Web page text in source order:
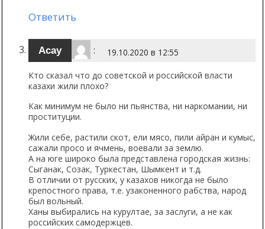
Ответить
Асау : 19.10.2020 в 12:55
Кто сказал что до советской и российской власти
казахи жили плохо?
Как минимум не было ни пьянства, ни наркомании, ни
проституции.
Жили себе, растили скот, ели мясо, пили айран и кумыс,
сажали просо и ячмень, воевали за землю.
А на юге широко была представлена городская жизнь:
Сыганак, Созак, Туркестан, Шымкент и т.д.
В отличии от русских, у казахов никогда не было
крепостного права, т.е. узаконенного рабства, народ
был вольный.
Ханы выбирались на курултае, за заслуги, а не как
российских самодержцев.